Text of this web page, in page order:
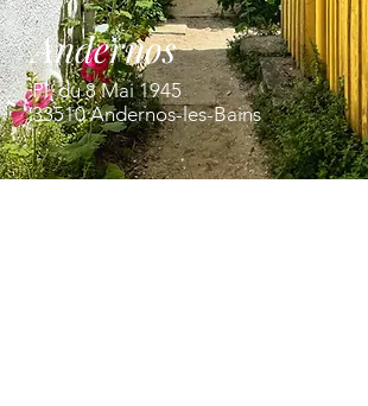
Andernos
Pl. du 8 Mai 1945
33510 Andernos-les-Bains